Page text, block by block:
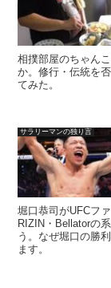
相撲部屋のちゃん
か。修行・伝統を
てみた。
サラリーマンの独り言
堀口恭司がUFCフ
RIZIN・Bellatorの
う。なぜ堀口の勝
ます。